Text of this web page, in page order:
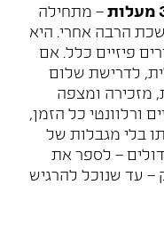
– מתחילה
הרבה אחרי. היא
פיזיים כלל. אם
לדרישת שלום
מזכירה ומצפה
ורלוונטי כל הזמן,
בלי מגבלות של
– לספר את
עד שנוכל להרגיש